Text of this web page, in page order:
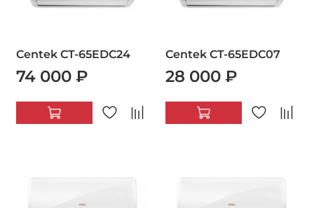
Centek CT-65EDC24
74 000 ₽
Centek CT-65EDC07
28 000 ₽